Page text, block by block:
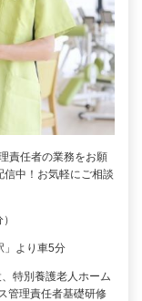
責任者の業務をお願
信中！お気軽にご相談
」より車5分
特別養護老人ホーム
管理責任者基礎研修